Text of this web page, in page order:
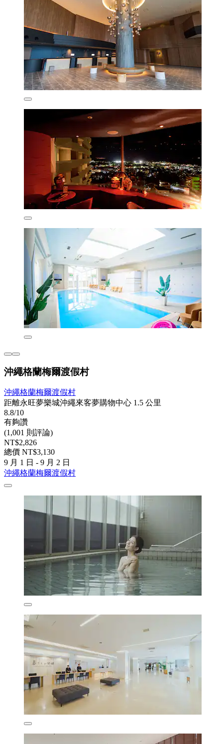
沖繩格蘭梅爾渡假村
沖繩格蘭梅爾渡假村
距離永旺夢樂城沖繩來客夢購物中心 1.5 公里
8.8/10
有夠讚
(1,001 則評論)
NT$2,826
總價 NT$3,130
9 月 1 日 - 9 月 2 日
沖繩格蘭梅爾渡假村